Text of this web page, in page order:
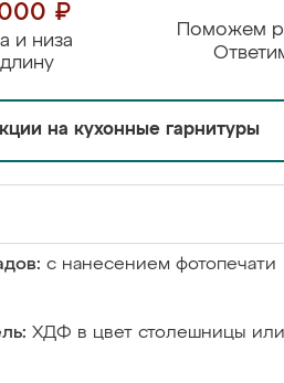
₽
и низа
Поможем
на кухонные гарнитуры
с нанесением фотопечати
ХДФ в цвет столешницы